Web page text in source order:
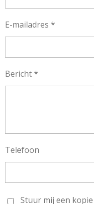
E-mailadres *
Bericht *
Telefoon
Stuur mij een kopie